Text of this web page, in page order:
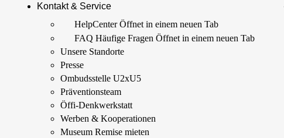
Kontakt & Service
HelpCenterÖffnet in einem neuen Tab
FAQ Häufige Fragen Öffnet in einem neuen Tab
Unsere Standorte
Presse
Ombudsstelle U2xU5
Präventionsteam
Öffi-Denkwerkstatt
Werben & Kooperationen
Museum Remise mieten